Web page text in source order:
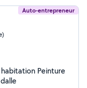
Auto-entrepreneur
Peinture